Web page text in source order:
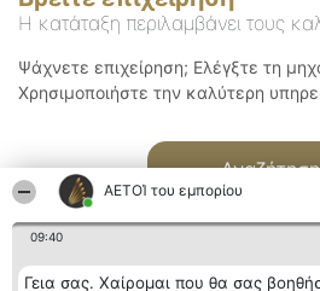
ΑΕΤΟΊ του εμπορίου
09:40
Γεια σας. Χαίρομαι που θα σας
Η κατάταξη περιλαμβάνει τους
Ψάχνετε επιχείρηση; Ελέγξτε τη
Χρησιμοποιήστε την καλύτερη
Αναζήτηση